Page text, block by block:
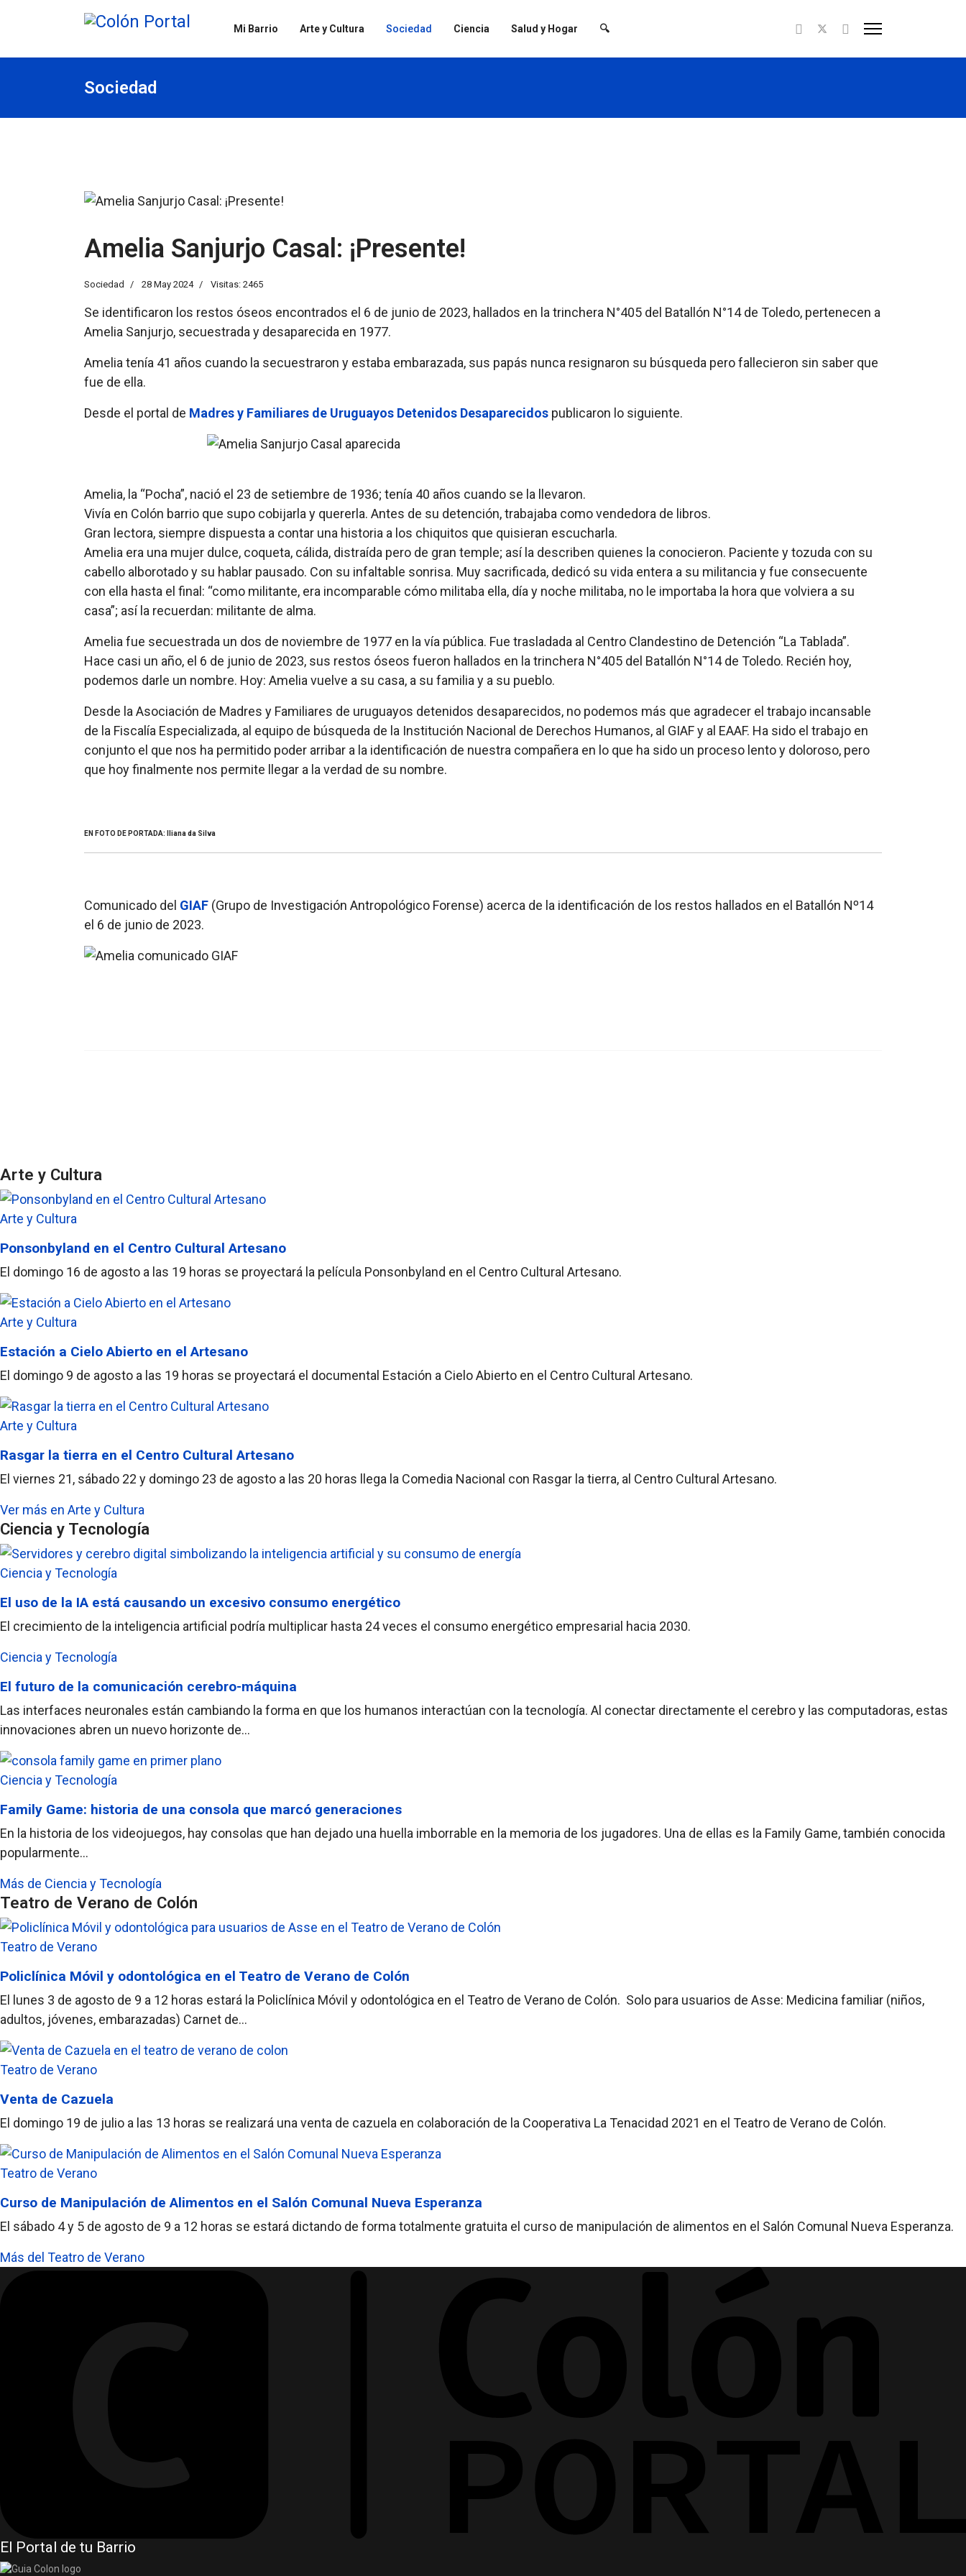
Mi Barrio Arte y Cultura Sociedad Ciencia Salud y Hogar 🔍
Sociedad
Amelia Sanjurjo Casal: ¡Presente!
Sociedad 28 May 2024 Visitas: 2465
Se identificaron los restos óseos encontrados el 6 de junio de 2023, hallados en la trinchera N°405 del Batallón N°14 de Toledo, pertenecen a
Amelia Sanjurjo, secuestrada y desaparecida en 1977.
Amelia tenía 41 años cuando la secuestraron y estaba embarazada, sus papás nunca resignaron su búsqueda pero fallecieron sin saber que
fue de ella.
Desde el portal de Madres y Familiares de Uruguayos Detenidos Desaparecidos publicaron lo siguiente.
Amelia, la “Pocha”, nació el 23 de setiembre de 1936; tenía 40 años cuando se la llevaron.
Vivía en Colón barrio que supo cobijarla y quererla. Antes de su detención, trabajaba como vendedora de libros.
Gran lectora, siempre dispuesta a contar una historia a los chiquitos que quisieran escucharla.
Amelia era una mujer dulce, coqueta, cálida, distraída pero de gran temple; así la describen quienes la conocieron. Paciente y tozuda con su
cabello alborotado y su hablar pausado. Con su infaltable sonrisa. Muy sacrificada, dedicó su vida entera a su militancia y fue consecuente
con ella hasta el final: “como militante, era incomparable cómo militaba ella, día y noche militaba, no le importaba la hora que volviera a su
casa”; así la recuerdan: militante de alma.
Amelia fue secuestrada un dos de noviembre de 1977 en la vía pública. Fue trasladada al Centro Clandestino de Detención “La Tablada”.
Hace casi un año, el 6 de junio de 2023, sus restos óseos fueron hallados en la trinchera N°405 del Batallón N°14 de Toledo. Recién hoy,
podemos darle un nombre. Hoy: Amelia vuelve a su casa, a su familia y a su pueblo.
Desde la Asociación de Madres y Familiares de uruguayos detenidos desaparecidos, no podemos más que agradecer el trabajo incansable
de la Fiscalía Especializada, al equipo de búsqueda de la Institución Nacional de Derechos Humanos, al GIAF y al EAAF. Ha sido el trabajo en
conjunto el que nos ha permitido poder arribar a la identificación de nuestra compañera en lo que ha sido un proceso lento y doloroso, pero
que hoy finalmente nos permite llegar a la verdad de su nombre.
EN FOTO DE PORTADA: Iliana da Silva
Comunicado del GIAF (Grupo de Investigación Antropológico Forense) acerca de la identificación de los restos hallados en el Batallón Nº14
el 6 de junio de 2023.
Arte y Cultura
Arte y Cultura
Ponsonbyland en el Centro Cultural Artesano
El domingo 16 de agosto a las 19 horas se proyectará la película Ponsonbyland en el Centro Cultural Artesano.
Arte y Cultura
Estación a Cielo Abierto en el Artesano
El domingo 9 de agosto a las 19 horas se proyectará el documental Estación a Cielo Abierto en el Centro Cultural Artesano.
Arte y Cultura
Rasgar la tierra en el Centro Cultural Artesano
El viernes 21, sábado 22 y domingo 23 de agosto a las 20 horas llega la Comedia Nacional con Rasgar la tierra, al Centro Cultural Artesano.
Ver más en Arte y Cultura
Ciencia y Tecnología
Ciencia y Tecnología
El uso de la IA está causando un excesivo consumo energético
El crecimiento de la inteligencia artificial podría multiplicar hasta 24 veces el consumo energético empresarial hacia 2030.
Ciencia y Tecnología
El futuro de la comunicación cerebro-máquina
Las interfaces neuronales están cambiando la forma en que los humanos interactúan con la tecnología. Al conectar directamente el cerebro y las computadoras, estas
innovaciones abren un nuevo horizonte de...
Ciencia y Tecnología
Family Game: historia de una consola que marcó generaciones
En la historia de los videojuegos, hay consolas que han dejado una huella imborrable en la memoria de los jugadores. Una de ellas es la Family Game, también conocida
popularmente...
Más de Ciencia y Tecnología
Teatro de Verano de Colón
Teatro de Verano
Policlínica Móvil y odontológica en el Teatro de Verano de Colón
El lunes 3 de agosto de 9 a 12 horas estará la Policlínica Móvil y odontológica en el Teatro de Verano de Colón. Solo para usuarios de Asse: Medicina familiar (niños,
adultos, jóvenes, embarazadas) Carnet de...
Teatro de Verano
Venta de Cazuela
El domingo 19 de julio a las 13 horas se realizará una venta de cazuela en colaboración de la Cooperativa La Tenacidad 2021 en el Teatro de Verano de Colón.
Teatro de Verano
Curso de Manipulación de Alimentos en el Salón Comunal Nueva Esperanza
El sábado 4 y 5 de agosto de 9 a 12 horas se estará dictando de forma totalmente gratuita el curso de manipulación de alimentos en el Salón Comunal Nueva Esperanza.
Más del Teatro de Verano
El Portal de tu Barrio